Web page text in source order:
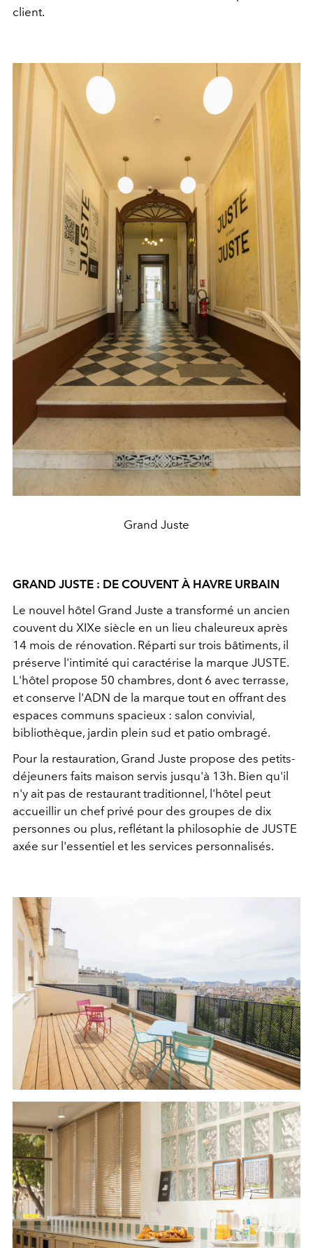
client.
Grand Juste
GRAND JUSTE : DE COUVENT À HAVRE URBAIN
Le nouvel hôtel Grand Juste a transformé un ancien
couvent du XIXe siècle en un lieu chaleureux après
14 mois de rénovation. Réparti sur trois bâtiments, il
préserve l'intimité qui caractérise la marque JUSTE.
L'hôtel propose 50 chambres, dont 6 avec terrasse,
et conserve l'ADN de la marque tout en offrant des
espaces communs spacieux : salon convivial,
bibliothèque, jardin plein sud et patio ombragé.
Pour la restauration, Grand Juste propose des petits-
déjeuners faits maison servis jusqu'à 13h. Bien qu'il
n'y ait pas de restaurant traditionnel, l'hôtel peut
accueillir un chef privé pour des groupes de dix
personnes ou plus, reflétant la philosophie de JUSTE
axée sur l'essentiel et les services personnalisés.